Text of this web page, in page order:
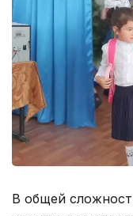
В общей